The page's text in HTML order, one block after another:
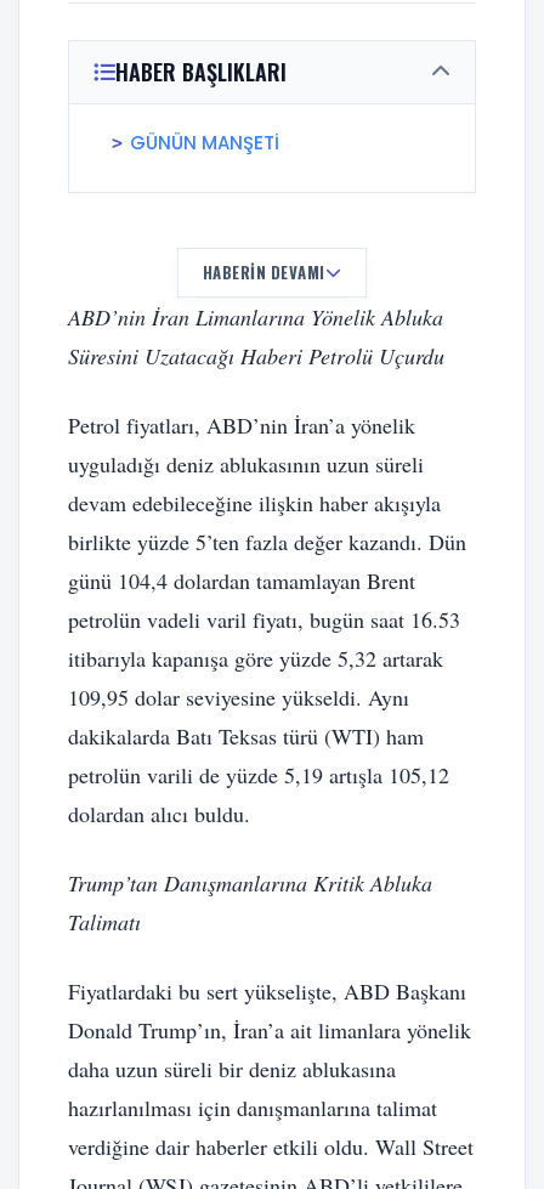
HABER BAŞLIKLARI
GÜNÜN MANŞETİ
HABERIN DEVAMI
ABD’nin İran Limanlarına Yönelik Abluka
Süresini Uzatacağı Haberi Petrolü Uçurdu
Petrol fiyatları, ABD’nin İran’a yönelik
uyguladığı deniz ablukasının uzun süreli
devam edebileceğine ilişkin haber akışıyla
birlikte yüzde 5’ten fazla değer kazandı. Dün
günü 104,4 dolardan tamamlayan Brent
petrolün vadeli varil fiyatı, bugün saat 16.53
itibarıyla kapanışa göre yüzde 5,32 artarak
109,95 dolar seviyesine yükseldi. Aynı
dakikalarda Batı Teksas türü (WTI) ham
petrolün varili de yüzde 5,19 artışla 105,12
dolardan alıcı buldu.
Trump’tan Danışmanlarına Kritik Abluka
Talimatı
Fiyatlardaki bu sert yükselişte, ABD Başkanı
Donald Trump’ın, İran’a ait limanlara yönelik
daha uzun süreli bir deniz ablukasına
hazırlanılması için danışmanlarına talimat
verdiğine dair haberler etkili oldu. Wall Street